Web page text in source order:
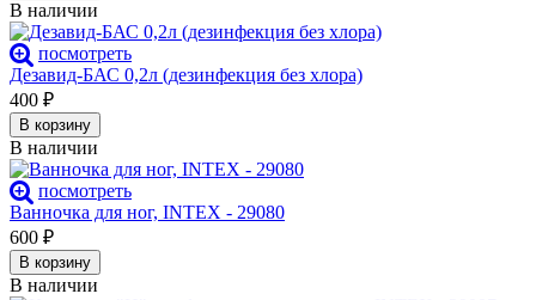
В наличии
посмотреть
Дезавид-БАС 0,2л (дезинфекция без хлора)
400 ₽
В корзину
В наличии
посмотреть
Ванночка для ног, INTEX - 29080
600 ₽
В корзину
В наличии